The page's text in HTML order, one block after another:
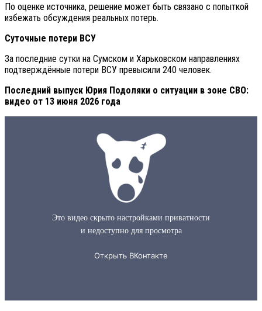
По оценке источника, решение может быть связано с попыткой
избежать обсуждения реальных потерь.
Суточные потери ВСУ
За последние сутки на Сумском и Харьковском направлениях
подтверждённые потери ВСУ превысили 240 человек.
Последний выпуск Юрия Подоляки о ситуации в зоне СВО:
видео от 13 июня 2026 года